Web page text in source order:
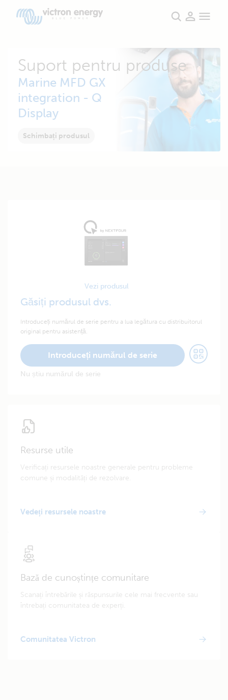
Suport pentru produse
Marine MFD GX
integration - Q
Display
Schimbați produsul
Vezi produsul
Găsiți produsul dvs.
Introduceți numărul de serie pentru a lua legătura cu distribuitorul
original pentru asistență.
Introduceți numărul de serie
Nu știu numărul de serie
Resurse utile
Verificați resursele noastre generale pentru probleme
comune și modalități de rezolvare.
Vedeți resursele noastre
Bază de cunoștințe comunitare
Scanați întrebările și răspunsurile cele mai frecvente sau
întrebați comunitatea de experți.
Comunitatea Victron